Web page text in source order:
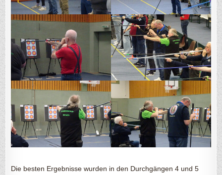
Die besten Ergebnisse wurden in den Durchgängen 4 und 5